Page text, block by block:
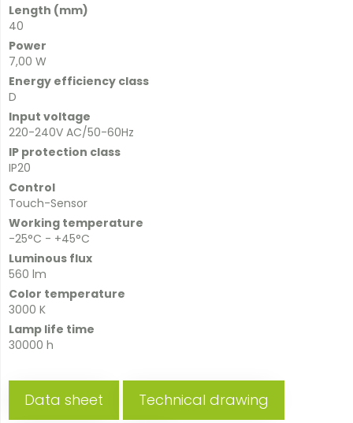
Length (mm)
40
Power
7,00 W
Energy efficiency class
D
Input voltage
220-240V AC/50-60Hz
IP protection class
IP20
Control
Touch-Sensor
Working temperature
-25°C - +45°C
Luminous flux
560 lm
Color temperature
3000 K
Lamp life time
30000 h
Data sheet Technical drawing